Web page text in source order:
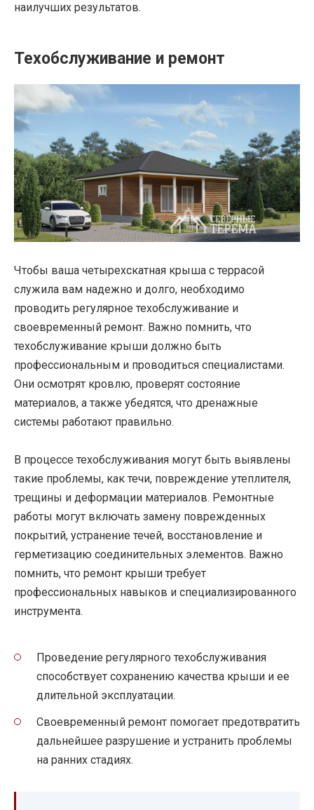
наилучших результатов.
Техобслуживание и ремонт
Чтобы ваша четырехскатная крыша с террасой
служила вам надежно и долго, необходимо
проводить регулярное техобслуживание и
своевременный ремонт. Важно помнить, что
техобслуживание крыши должно быть
профессиональным и проводиться специалистами.
Они осмотрят кровлю, проверят состояние
материалов, а также убедятся, что дренажные
системы работают правильно.
В процессе техобслуживания могут быть выявлены
такие проблемы, как течи, повреждение утеплителя,
трещины и деформации материалов. Ремонтные
работы могут включать замену поврежденных
покрытий, устранение течей, восстановление и
герметизацию соединительных элементов. Важно
помнить, что ремонт крыши требует
профессиональных навыков и специализированного
инструмента.
Проведение регулярного техобслуживания
способствует сохранению качества крыши и ее
длительной эксплуатации.
Своевременный ремонт помогает предотвратить
дальнейшее разрушение и устранить проблемы
на ранних стадиях.